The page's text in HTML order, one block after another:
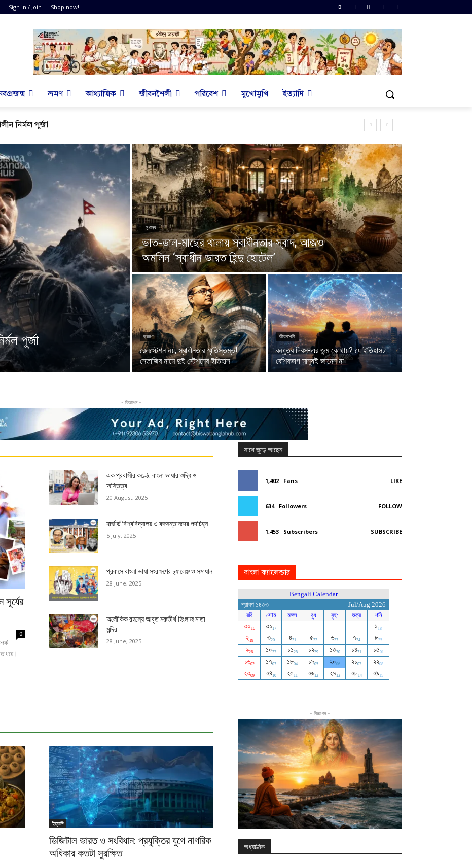
Sign in / Join Shop now!
ভ্রমণ আধ্যাত্মিক জীবনশৈলী পরিবেশ মুখোমুখি ইত্যাদি
নির্মল পুর্জা
পুর্জা
সুখাদ্য
ভাত-ডাল-মাছের থালায় স্বাধীনতার স্বাদ, আজও
অমলিন ‘স্বাধীন ভারত হিন্দু হোটেল’
ভ্রমণ
রেলস্টেশন নয়, স্বাধীনতার স্মৃতিস্তম্ভ!
নেতাজির নামে দুই স্টেশনের ইতিহাস
জীবনশৈলী
বন্ধুত্ব দিবস-এর জন্ম কোথায়? যে ইতিহাসটা
বেশিরভাগ মানুষই জানেন না
- বিজ্ঞাপন -
সূর্যের
0
ধরে।
এক প্রবাসীর কণ্ঠে: বাংলা ভাষার শুদ্ধি ও
অস্তিত্ব
20 August, 2025
হার্ভার্ড বিশ্ববিদ্যালয় ও বঙ্গসন্তানদের পদচিহ্ন
5 July, 2025
প্রবাসে বাংলা ভাষা সংরক্ষণের চ্যালেঞ্জ ও সমাধান
28 June, 2025
অলৌকিক রহস্যে আবৃত মরুতীর্থ হিংলাজ মাতা
মন্দির
28 June, 2025
ইত্যাদি
ডিজিটাল ভারত ও সংবিধান: প্রযুক্তির যুগে নাগরিক
অধিকার কতটা সুরক্ষিত
সাথে জুড়ে আছেন
1,402 Fans LIKE
634 Followers FOLLOW
1,453 Subscribers SUBSCRIBE
বাংলা ক্যালেন্ডার
- বিজ্ঞাপন -
অধ্যাত্মিক